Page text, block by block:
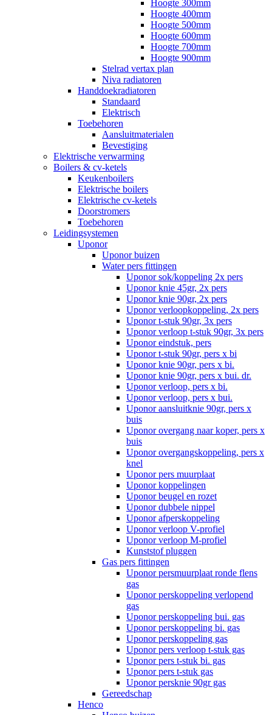
Hoogte 300mm
Hoogte 400mm
Hoogte 500mm
Hoogte 600mm
Hoogte 700mm
Hoogte 900mm
Stelrad vertax plan
Niva radiatoren
Handdoekradiatoren
Standaard
Elektrisch
Toebehoren
Aansluitmaterialen
Bevestiging
Elektrische verwarming
Boilers & cv-ketels
Keukenboilers
Elektrische boilers
Elektrische cv-ketels
Doorstromers
Toebehoren
Leidingsystemen
Uponor
Uponor buizen
Water pers fittingen
Uponor sok/koppeling 2x pers
Uponor knie 45gr, 2x pers
Uponor knie 90gr, 2x pers
Uponor verloopkoppeling, 2x pers
Uponor t-stuk 90gr, 3x pers
Uponor verloop t-stuk 90gr, 3x pers
Uponor eindstuk, pers
Uponor t-stuk 90gr, pers x bi
Uponor knie 90gr, pers x bi.
Uponor knie 90gr, pers x bui. dr.
Uponor verloop, pers x bi.
Uponor verloop, pers x bui.
Uponor aansluitknie 90gr, pers x
buis
Uponor overgang naar koper, pers x
buis
Uponor overgangskoppeling, pers x
knel
Uponor pers muurplaat
Uponor koppelingen
Uponor beugel en rozet
Uponor dubbele nippel
Uponor afperskoppeling
Uponor verloop V-profiel
Uponor verloop M-profiel
Kunststof pluggen
Gas pers fittingen
Uponor persmuurplaat ronde flens
gas
Uponor perskoppeling verlopend
gas
Uponor perskoppeling bui. gas
Uponor perskoppeling bi. gas
Uponor perskoppeling gas
Uponor pers verloop t-stuk gas
Uponor pers t-stuk bi. gas
Uponor pers t-stuk gas
Uponor persknie 90gr gas
Gereedschap
Henco